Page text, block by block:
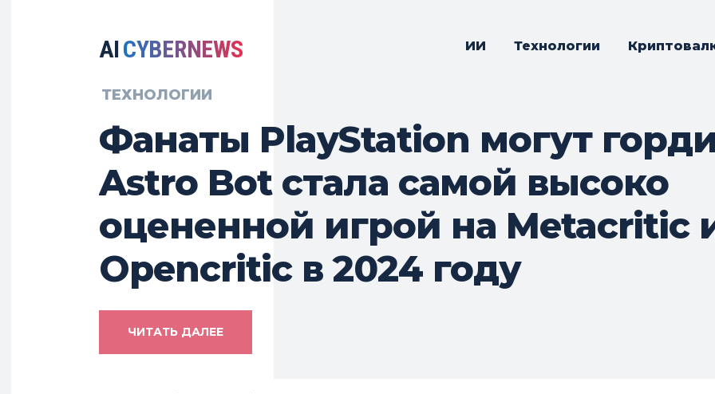
AICYBERNEWS ИИ Технологии
ТЕХНОЛОГИИ
Фанаты PlayStation могут
Astro Bot стала самой высоко
оцененной игрой на Metacritic
Opencritic в 2024 году
ЧИТАТЬ ДАЛЕЕ